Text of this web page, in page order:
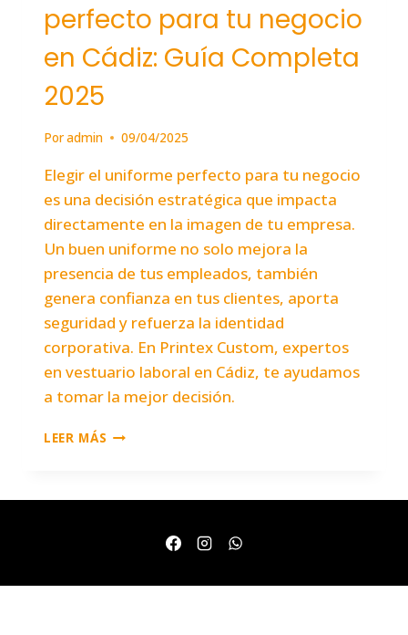
perfecto para tu negocio
en Cádiz: Guía Completa
2025
Poradmin 09/04/2025
Elegir el uniforme perfecto para tu negocio
es una decisión estratégica que impacta
directamente en la imagen de tu empresa.
Un buen uniforme no solo mejora la
presencia de tus empleados, también
genera confianza en tus clientes, aporta
seguridad y refuerza la identidad
corporativa. En Printex Custom, expertos
en vestuario laboral en Cádiz, te ayudamos
a tomar la mejor decisión.
LEER MÁS CÓMO
EN